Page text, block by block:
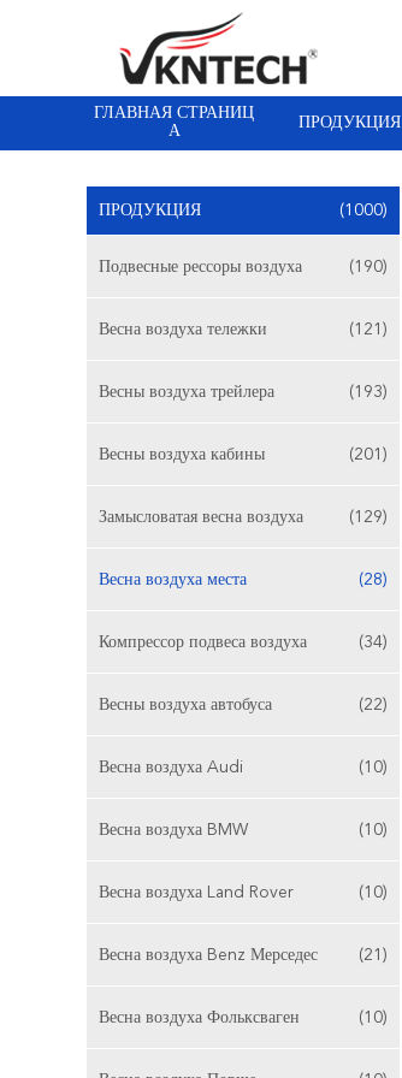
ГЛАВНАЯ СТРАНИЦ
А
ПРОДУКЦИЯ
ПРОДУКЦИЯ (1000)
Подвесные рессоры воздуха (190)
Весна воздуха тележки (121)
Весны воздуха трейлера (193)
Весны воздуха кабины (201)
Замысловатая весна воздуха (129)
Весна воздуха места (28)
Компрессор подвеса воздуха (34)
Весны воздуха автобуса (22)
Весна воздуха Audi (10)
Весна воздуха BMW (10)
Весна воздуха Land Rover (10)
Весна воздуха Benz Мерседес (21)
Весна воздуха Фольксваген (10)